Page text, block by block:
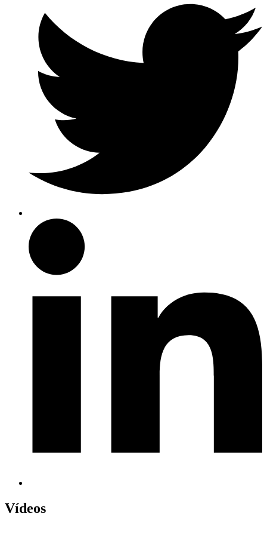
Vídeos